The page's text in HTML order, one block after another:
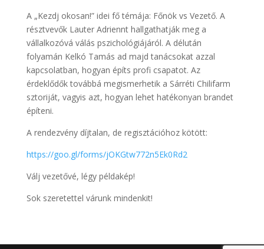
A „Kezdj okosan!” idei fő témája: Főnök vs Vezető. A
résztvevők Lauter Adriennt hallgathatják meg a
vállalkozóvá válás pszichológiájáról. A délután
folyamán Kelkó Tamás ad majd tanácsokat azzal
kapcsolatban, hogyan építs profi csapatot. Az
érdeklődők továbbá megismerhetik a Sárréti Chilifarm
sztoriját, vagyis azt, hogyan lehet hatékonyan brandet
építeni.
A rendezvény díjtalan, de regisztációhoz kötött:
https://goo.gl/forms/jOKGtw772n5Ek0Rd2
Válj vezetővé, légy példakép!
Sok szeretettel várunk mindenkit!